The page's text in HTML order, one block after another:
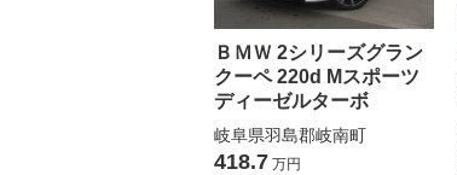
ＢＭＷ 2シリーズグラン
クーペ 220d Mスポーツ
ディーゼルターボ
岐阜県羽島郡岐南町
418.7 万円